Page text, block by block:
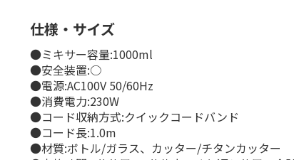
仕様・サイズ
●ミキサー容量:1000ml
●安全装置:○
●電源:AC100V 50/60Hz
●消費電力:230W
●コード収納方式:クイックコードバンド
●コード長:1.0m
●材質:ボトル/ガラス、カッター/チタンカッター